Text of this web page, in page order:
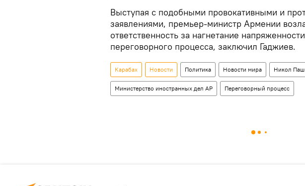
Выступая с подобными провокативными и
заявлениями, премьер-министр Армении
ответственность за нагнетание
переговорного процесса, заключил Гаджиев.
Карабах Новости Политика Новости мира Никол
Министерство иностранных дел АР Переговорный процесс